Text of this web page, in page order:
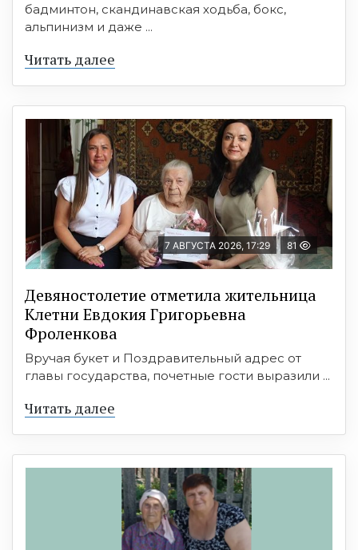
бадминтон, скандинавская ходьба, бокс,
альпинизм и даже ...
Читать далее
7 АВГУСТА 2026, 17:29 81
Девяностолетие отметила жительница
Клетни Евдокия Григорьевна
Фроленкова
Вручая букет и Поздравительный адрес от
главы государства, почетные гости выразили ...
Читать далее